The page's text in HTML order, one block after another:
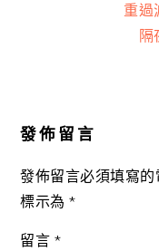
重過
隔
發佈留言
發佈留言必須填寫
標示為*
留言 *